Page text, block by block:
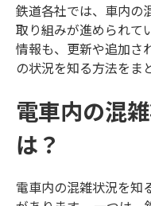
鉄道各社では、車内の
取り組みが進められて
情報も、更新や追加さ
の状況を知る方法をま
電車内の混
は？
電車内の混雑状況を知